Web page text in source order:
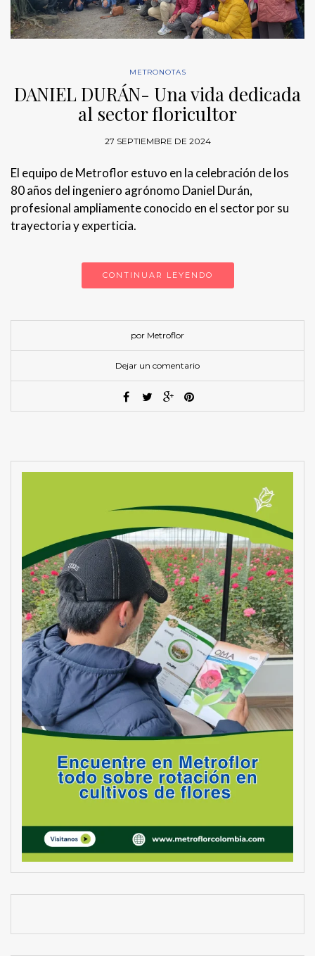
METRONOTAS
DANIEL DURÁN- Una vida dedicada
al sector floricultor
27 SEPTIEMBRE DE 2024
El equipo de Metroflor estuvo en la celebración de los
80 años del ingeniero agrónomo Daniel Durán,
profesional ampliamente conocido en el sector por su
trayectoria y experticia.
CONTINUAR LEYENDO
por Metroflor
Dejar un comentario